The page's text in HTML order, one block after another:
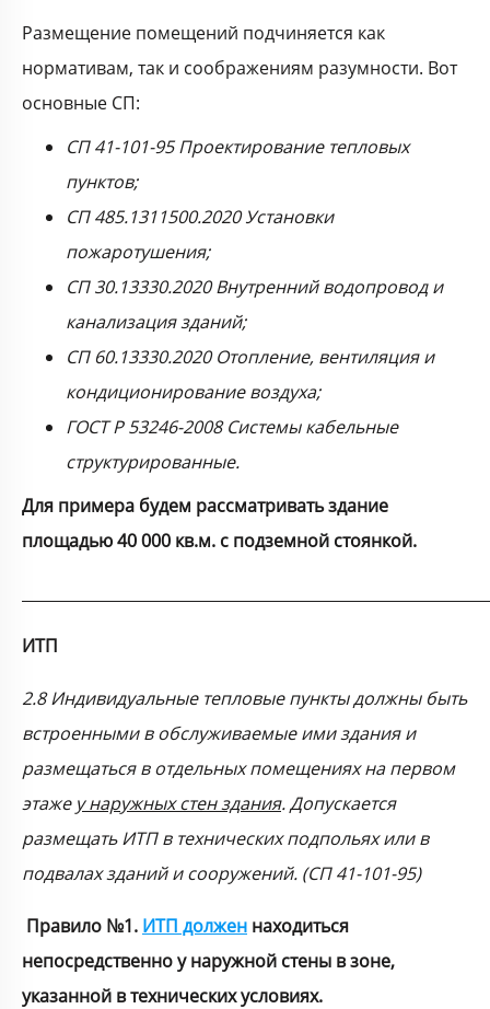
Размещение помещений подчиняется как
нормативам, так и соображениям разумности. Вот
основные СП:
СП 41-101-95 Проектирование тепловых
пунктов;
СП 485.1311500.2020 Установки
пожаротушения;
СП 30.13330.2020 Внутренний водопровод и
канализация зданий;
СП 60.13330.2020 Отопление, вентиляция и
кондиционирование воздуха;
ГОСТ Р 53246-2008 Системы кабельные
структурированные.
Для примера будем рассматривать здание
площадью 40 000 кв.м. с подземной стоянкой.
ИТП
2.8 Индивидуальные тепловые пункты должны быть
встроенными в обслуживаемые ими здания и
размещаться в отдельных помещениях на первом
этаже у наружных стен здания. Допускается
размещать ИТП в технических подпольях или в
подвалах зданий и сооружений. (СП 41-101-95)
Правило №1. ИТП должен находиться
непосредственно у наружной стены в зоне,
указанной в технических условиях.